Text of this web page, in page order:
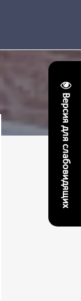
Версия для слабовидящих